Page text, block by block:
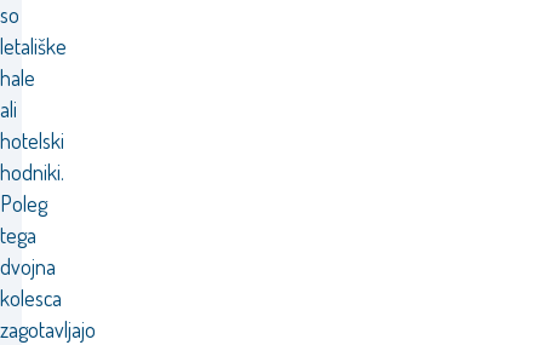
so
letališke
hale
ali
hotelski
hodniki.
Poleg
tega
dvojna
kolesca
zagotavljajo